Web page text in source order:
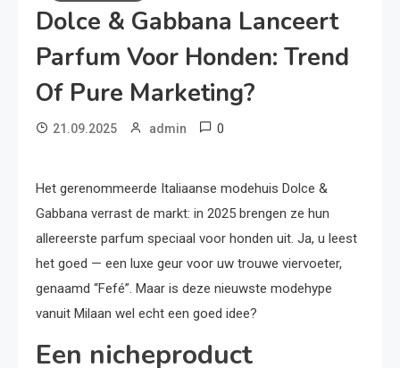
Dolce & Gabbana Lanceert
Parfum Voor Honden: Trend
Of Pure Marketing?
21.09.2025 admin 0
Het gerenommeerde Italiaanse modehuis Dolce &
Gabbana verrast de markt: in 2025 brengen ze hun
allereerste parfum speciaal voor honden uit. Ja, u leest
het goed — een luxe geur voor uw trouwe viervoeter,
genaamd “Fefé”. Maar is deze nieuwste modehype
vanuit Milaan wel echt een goed idee?
Een nicheproduct